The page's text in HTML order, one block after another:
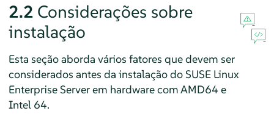
2.2 Considerações sobre
instalação
Esta seção aborda vários fatores que devem ser
considerados antes da instalação do SUSE Linux
Enterprise Serverem hardware com AMD64 e
Intel 64.